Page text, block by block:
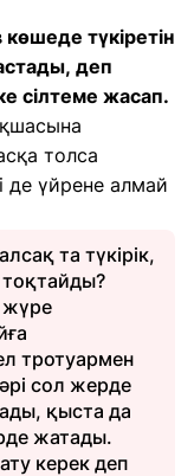
түкіретін
деп
сілтеме жасап.
толса
де үйрене алмай
та түкірік,
тоқтайды?
жүре
тротуармен
сол жерде
қыста да
жатады.
керек деп